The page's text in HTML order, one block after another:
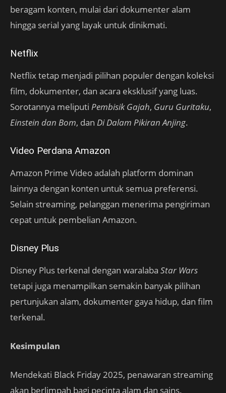
beragam konten, mulai dari dokumenter alam
hingga serial yang layak untuk dinikmati.
Netflix
Netflix tetap menjadi pilihan populer dengan koleksi
film, dokumenter, dan acara eksklusif yang luas.
Sorotannya meliputi Pembisik Gajah, Guru Guritaku,
Einstein dan Bom, dan Di Dalam Pikiran Anjing.
Video Perdana Amazon
Amazon Prime Video adalah platform dominan
lainnya dengan konten untuk semua preferensi.
Selain streaming, pelanggan menerima pengiriman
cepat untuk pembelian Amazon.
Disney Plus
Disney Plus terkenal dengan waralaba Star Wars
tetapi juga menampilkan semakin banyak pilihan
pertunjukan alam, dokumenter gaya hidup, dan film
terkenal.
Kesimpulan
Mendekati Black Friday 2025, penawaran streaming
akan berlimpah bagi pecinta alam dan sains.